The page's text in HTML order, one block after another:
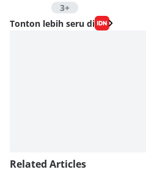
3+
Editor
Fahrul Razi Uni Nurullah
Tonton lebih seru di
Related Articles